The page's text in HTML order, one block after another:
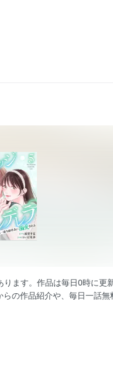
ます。作品は毎日0時に更
の作品紹介や、毎日一話